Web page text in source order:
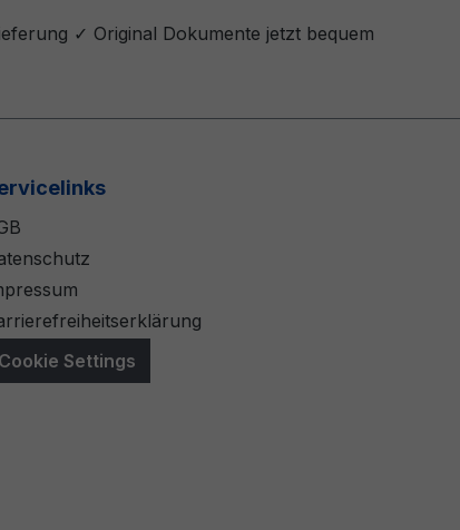
✓ Original Dokumente jetzt bequem
Cookie Settings